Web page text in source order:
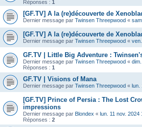
Réponses : 1
[GF.TV] A la (re)découverte de
Dernier message par Twinsen Threepwood «
[GF.TV] A la (re)découverte de
Dernier message par Twinsen Threepwood «
GF.TV | Little Big Adventure :
Dernier message par Twinsen Threepwood «
Réponses : 1
GF.TV | Visions of Mana
Dernier message par Twinsen Threepwood « lun.
[GF.TV] Prince of Persia : The Lost
impressions
Dernier message par Blondex « lun. 11 nov. 2024
Réponses : 2